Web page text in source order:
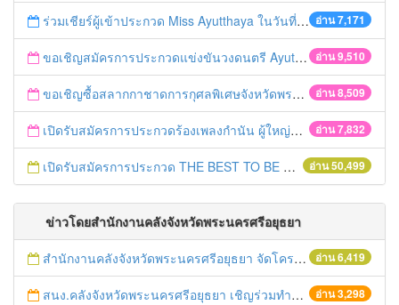
อ่าน 7,171
ร่วมเชียร์ผู้เข้าประกวด Miss Ayutthaya ในวันที่ 15 ธันวาคม 2560
อ่าน 9,510
ขอเชิญสมัครการประกวดแข่งขันวงดนตรี Ayutthaya battle of the bands
อ่าน 8,509
ขอเชิญซื้อสลากกาชาดการกุศลพิเศษจังหวัดพระนครศรีอยุธยา 2560
อ่าน 7,832
เปิดรับสมัครการประกวดร้องเพลงกำนัน ผู้ใหญ่บ้าน ฯลฯ
อ่าน 50,499
เปิดรับสมัครการประกวด THE BEST TO BE NUMBER ONE
ข่าวโดยสำนักงานคลังจังหวัดพระนครศรีอยุธยา
อ่าน 6,419
สำนักงานคลังจังหวัดพระนครศรีอยุธยา จัดโครงการฝึกอบรมเชิงปฏิบัติการ "การจัดซื้อจัดจ้างด้วยวิธีตลาดอิเล็กทรอนิกส์ (e-market)และวิธีประกวดราคาอิเล็กทรอนิกส์ (e-bidding)" ในวันที่ 4 เมษายน 2559 ณ อาคารราชภัฎ 100ปี ชั้น 2 มหาวิทยาลัยราชภัฎพระนครศรีอยุธยา
อ่าน 3,298
สนง.คลังจังหวัดพระนครศรีอยุธยา เชิญร่วมทำบุญตักบาตร วันศุกร์ที่ 12 กันยายน 2557 ณ บริเวณตลาดนัด หลังอาคาร 7 ชั้น ศูนย์ราชการจังหวัดพระนครศรีอยุธยา